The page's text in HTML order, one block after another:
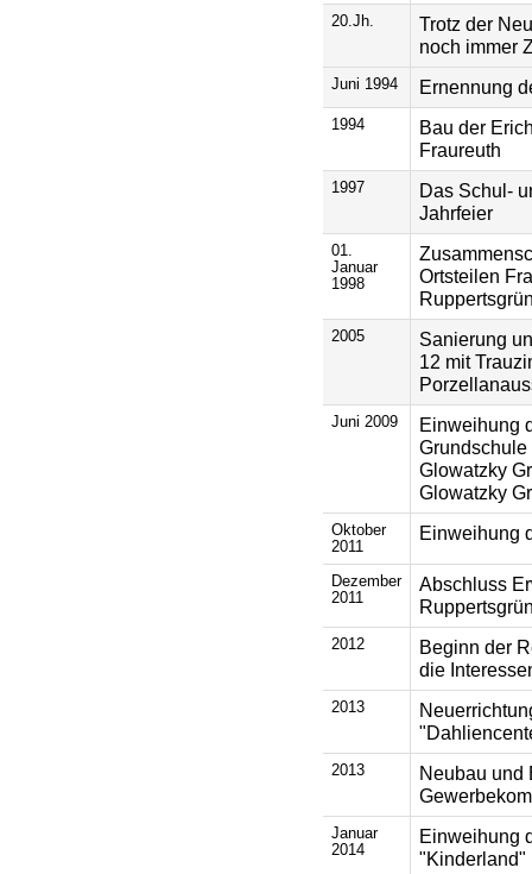
20.Jh.
Trotz der
noch immer
Juni 1994 Ernennung
1994
Bau der
Fraureuth
1997
Das Schul-
Jahrfeier
01.
Januar
1998
Ortsteilen
2005
Sanierung
12 mit
Juni 2009
Einweihung
Glowatzky
Glowatzky
Oktober
2011
Einweihung
Dezember
2011
Abschluss
2012
Beginn der
die
2013
2013
Neubau und
Januar
2014
Einweihung
"Kinderland"